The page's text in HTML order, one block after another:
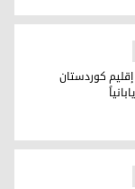
كندا لدى العراق
كوردستان